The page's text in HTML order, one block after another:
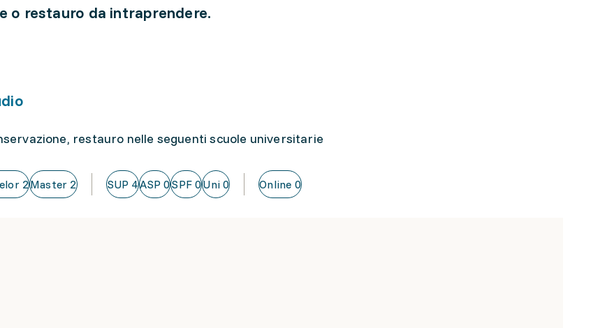
o restauro da intraprendere.
restauro nelle seguenti scuole universitarie
2Master 2 SUP 4ASP 0SPF0Uni0 Online 0